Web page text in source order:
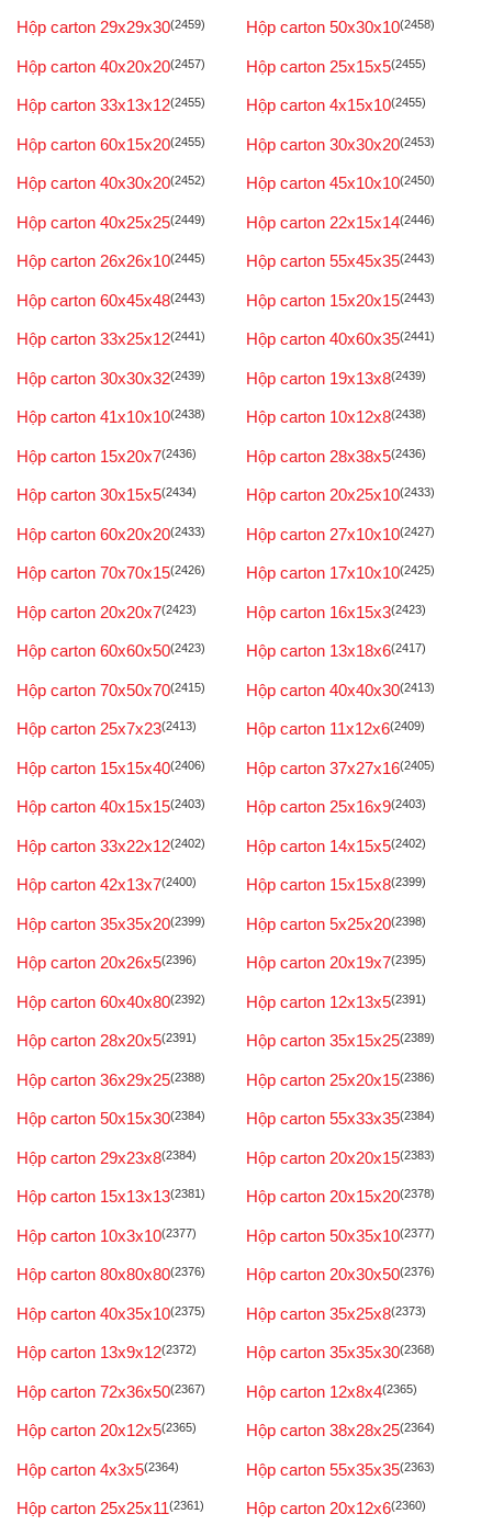
Hộp carton 29x29x30(2459) Hộp carton 50x30x10(2458)
Hộp carton 40x20x20(2457) Hộp carton 25x15x5(2455)
Hộp carton 33x13x12(2455) Hộp carton 4x15x10(2455)
Hộp carton 60x15x20(2455) Hộp carton 30x30x20(2453)
Hộp carton 40x30x20(2452) Hộp carton 45x10x10(2450)
Hộp carton 40x25x25(2449) Hộp carton 22x15x14(2446)
Hộp carton 26x26x10(2445) Hộp carton 55x45x35(2443)
Hộp carton 60x45x48(2443) Hộp carton 15x20x15(2443)
Hộp carton 33x25x12(2441) Hộp carton 40x60x35(2441)
Hộp carton 30x30x32(2439) Hộp carton 19x13x8(2439)
Hộp carton 41x10x10(2438) Hộp carton 10x12x8(2438)
Hộp carton 15x20x7(2436) Hộp carton 28x38x5(2436)
Hộp carton 30x15x5(2434) Hộp carton 20x25x10(2433)
Hộp carton 60x20x20(2433) Hộp carton 27x10x10(2427)
Hộp carton 70x70x15(2426) Hộp carton 17x10x10(2425)
Hộp carton 20x20x7(2423) Hộp carton 16x15x3(2423)
Hộp carton 60x60x50(2423) Hộp carton 13x18x6(2417)
Hộp carton 70x50x70(2415) Hộp carton 40x40x30(2413)
Hộp carton 25x7x23(2413) Hộp carton 11x12x6(2409)
Hộp carton 15x15x40(2406) Hộp carton 37x27x16(2405)
Hộp carton 40x15x15(2403) Hộp carton 25x16x9(2403)
Hộp carton 33x22x12(2402) Hộp carton 14x15x5(2402)
Hộp carton 42x13x7(2400) Hộp carton 15x15x8(2399)
Hộp carton 35x35x20(2399) Hộp carton 5x25x20(2398)
Hộp carton 20x26x5(2396) Hộp carton 20x19x7(2395)
Hộp carton 60x40x80(2392) Hộp carton 12x13x5(2391)
Hộp carton 28x20x5(2391) Hộp carton 35x15x25(2389)
Hộp carton 36x29x25(2388) Hộp carton 25x20x15(2386)
Hộp carton 50x15x30(2384) Hộp carton 55x33x35(2384)
Hộp carton 29x23x8(2384) Hộp carton 20x20x15(2383)
Hộp carton 15x13x13(2381) Hộp carton 20x15x20(2378)
Hộp carton 10x3x10(2377) Hộp carton 50x35x10(2377)
Hộp carton 80x80x80(2376) Hộp carton 20x30x50(2376)
Hộp carton 40x35x10(2375) Hộp carton 35x25x8(2373)
Hộp carton 13x9x12(2372) Hộp carton 35x35x30(2368)
Hộp carton 72x36x50(2367) Hộp carton 12x8x4(2365)
Hộp carton 20x12x5(2365) Hộp carton 38x28x25(2364)
Hộp carton 4x3x5(2364) Hộp carton 55x35x35(2363)
Hộp carton 25x25x11(2361) Hộp carton 20x12x6(2360)